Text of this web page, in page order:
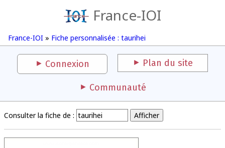
France-IOI
France-IOI » Fiche personnalisée : taurihei
Connexion Plan du site
Communauté
Consulter la fiche de :